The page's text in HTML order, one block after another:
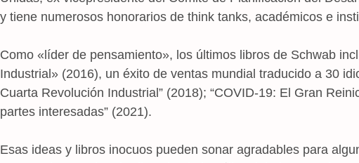
y tiene numerosos honorarios de think tanks, académicos e
Como «líder de pensamiento», los últimos libros de Schwab
Industrial» (2016), un éxito de ventas mundial traducido a 30
Cuarta Revolución Industrial” (2018); “COVID-19: El Gran
partes interesadas” (2021).
Esas ideas y libros inocuos pueden sonar agradables para